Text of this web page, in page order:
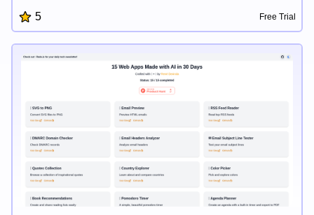
評価し、リターンを伸ばすための的確なアドバイスを得られま
す。不動産市場でより高い成功を収めるために、AI 駆動の物件
5 Free Trial